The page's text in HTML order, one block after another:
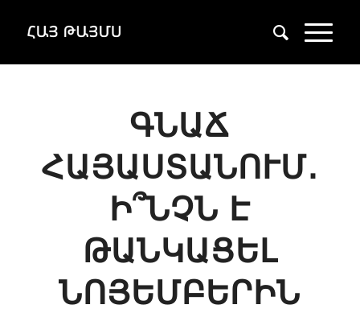
ԳՆԱՃ
ՀԱՅԱՍՏԱՆՈՒՄ․
Ի՞ՆՉՆ Է
ԹԱՆԿԱՑԵԼ
ՆՈՅԵՄԲԵՐԻՆ